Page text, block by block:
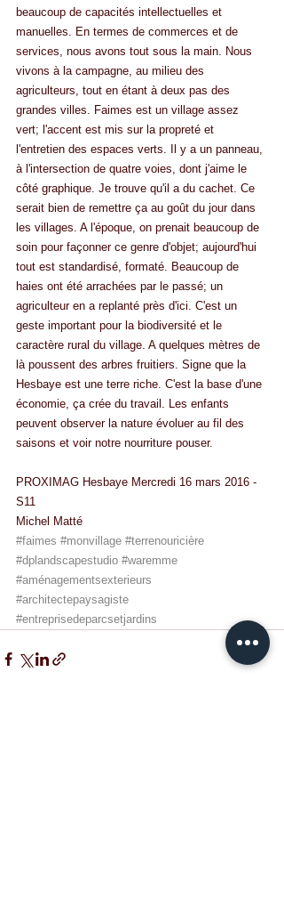
beaucoup de capacités intellectuelles et
manuelles. En termes de commerces et de
services, nous avons tout sous la main. Nous
vivons à la campagne, au milieu des
agriculteurs, tout en étant à deux pas des
grandes villes. Faimes est un village assez
vert; l'accent est mis sur la propreté et
l'entretien des espaces verts. Il y a un panneau,
à l'intersection de quatre voies, dont j'aime le
côté graphique. Je trouve qu'il a du cachet. Ce
serait bien de remettre ça au goût du jour dans
les villages. A l'époque, on prenait beaucoup de
soin pour façonner ce genre d'objet; aujourd'hui
tout est standardisé, formaté. Beaucoup de
haies ont été arrachées par le passé; un
agriculteur en a replanté près d'ici. C'est un
geste important pour la biodiversité et le
caractère rural du village. A quelques mètres de
là poussent des arbres fruitiers. Signe que la
Hesbaye est une terre riche. C'est la base d'une
économie, ça crée du travail. Les enfants
peuvent observer la nature évoluer au fil des
saisons et voir notre nourriture pouser.
PROXIMAG Hesbaye Mercredi 16 mars 2016 -
S11
Michel Matté
#faimes #monvillage #terrenouricière
#dplandscapestudio #waremme
#aménagementsexterieurs
#architectepaysagiste
#entreprisedeparcsetjardins